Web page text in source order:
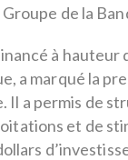
de la
à hauteur
a marqué la
Il a permis de
et de